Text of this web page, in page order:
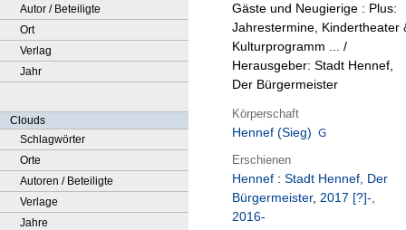
Autor / Beteiligte
Ort
Verlag
Jahr
Clouds
Schlagwörter
Orte
Autoren / Beteiligte
Verlage
Jahre
Gäste und Neugierige : Plus:
Jahrestermine, Kindertheater
Kulturprogramm ... /
Herausgeber: Stadt Hennef,
Der Bürgermeister
Körperschaft
Hennef (Sieg)
Erschienen
Hennef : Stadt Hennef, Der
Bürgermeister, 2017 [?]-,
2016-